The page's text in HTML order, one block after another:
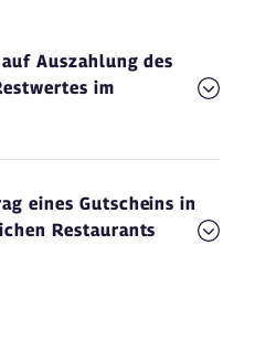
Auszahlung des
im
eines Gutscheins in
Restaurants